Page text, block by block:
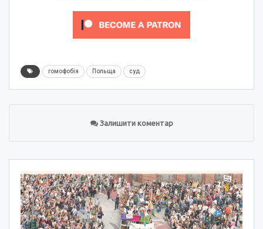
гомофобія Польща суд
Залишити коментар